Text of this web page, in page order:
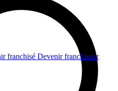
franchisé Devenir franchiseur